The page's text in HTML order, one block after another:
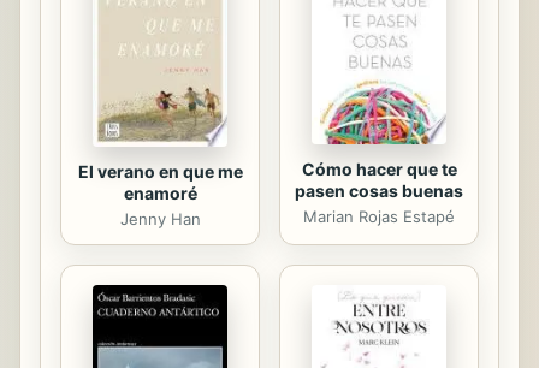
los edificios, así como de planos y
dibujos arquitectónicos. Un libro de
referencia accesible para el
arquitecto y el público...
El verano en que me
enamoré
Jenny Han
Cómo hacer que te
pasen cosas buenas
Marian Rojas Estapé